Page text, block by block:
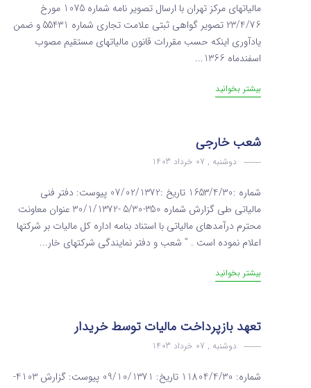
مالیاتهای مرکز تهران با ارسال تصویر نامه شماره 1075 مورخ
23/4/76 تصویر گواهی ثبتی علامت تجاری شماره 55431 و ضمن
یادآوری اینکه حسب مقررات قانون مالیاتهای مستقیم مصوب
اسفندماه 1366...
بیشتر بخوانید
شعب خارجی
دوشنبه , 07 خرداد 1403
شماره :1653/4/30 تاریخ :07/02/1372 پیوست: دفتر فنی
مالیاتی طی گزارش شماره 350-5/30 -30/1/1372 عنوان معاونت
محترم درآمدهای مالیاتی با استناد بنامه اداره کل مالیات بر شرکتها
اعلام نموده است . ” شعب و دفتر نمایندگی شرکتهای خار...
بیشتر بخوانید
تعهد بازپرداخت مالیات توسط خریدار
دوشنبه , 07 خرداد 1403
شماره: 11804/4/30 تاریخ: 09/10/1371 پیوست: گزارش 4103-